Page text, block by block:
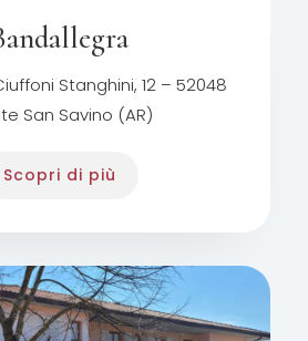
Stanghini, 12 – 52048
San Savino (AR)
Scopri di più